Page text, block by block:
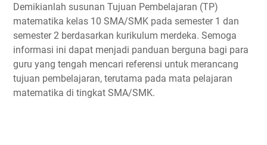
Demikianlah susunan Tujuan Pembelajaran (TP)
matematika kelas 10 SMA/SMK pada semester 1 dan
semester 2 berdasarkan kurikulum merdeka. Semoga
informasi ini dapat menjadi panduan berguna bagi para
guru yang tengah mencari referensi untuk merancang
tujuan pembelajaran, terutama pada mata pelajaran
matematika di tingkat SMA/SMK.